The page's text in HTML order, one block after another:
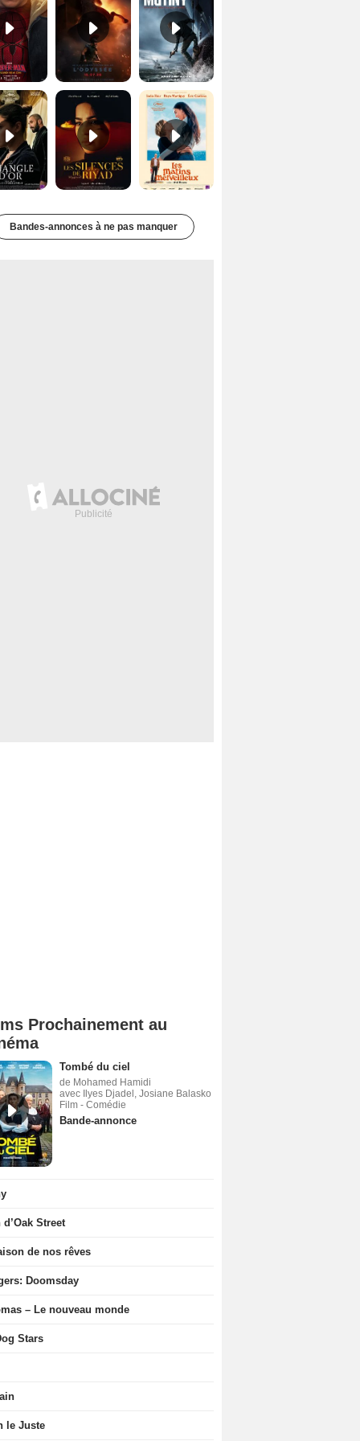
Les Silences de Riyad Bande-annonce VO STFR Les Matins merveilleux Bande-annonce VF
Bandes-annonces à ne pas manquer
Prochainement au
Tombé du ciel
de Mohamed Hamidi
avec Ilyes Djadel, Josiane Balasko
Film - Comédie
Bande-annonce
d’Oak Street
de nos rêves
Doomsday
– Le nouveau monde
Stars
le Juste